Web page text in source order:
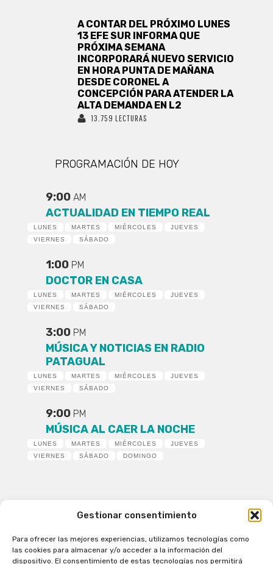
Gestionar consentimiento
Para ofrecer las mejores experiencias, utilizamos tecnologías como
las cookies para almacenar y/o acceder a la información del
dispositivo. El consentimiento de estas tecnologías nos permitirá
A CONTAR DEL PRÓXIMO LUNES
13 EFE SUR INFORMA QUE
PRÓXIMA SEMANA
INCORPORARÁ NUEVO SERVICIO
EN HORA PUNTA DE MAÑANA
DESDE CORONEL A
CONCEPCIÓN PARA ATENDER LA
ALTA DEMANDA EN L2
13.759 LECTURAS
PROGRAMACIÓN DE HOY
9:00 AM
ACTUALIDAD EN TIEMPO REAL
LUNES MARTES MIÉRCOLES
JUEVES
VIERNES
SÁBADO
1:00 PM
DOCTOR EN CASA
LUNES MARTES MIÉRCOLES
JUEVES
VIERNES
SÁBADO
3:00 PM
MÚSICA Y NOTICIAS EN RADIO
PATAGUAL
LUNES MARTES MIÉRCOLES
JUEVES
VIERNES
SÁBADO
9:00 PM
MÚSICA AL CAER LA NOCHE
LUNES MARTES MIÉRCOLES
JUEVES
VIERNES
SÁBADO DOMINGO
Patagual Radio Digital 2026 - Todos los derechos
reservados